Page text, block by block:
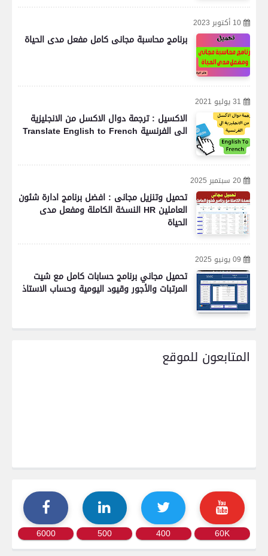
10 أكتوبر 2023
برنامج محاسبة مجانى كامل مفعل مدى الحياة
31 يوليو 2021
الاكسيل : ترجمة دوال الاكسل من الانجليزية
الى الفرنسية Translate English to French
20 سبتمبر 2025
تحميل وتنزيل مجانى : افضل برنامج ادارة شئون
العاملين HR النسخة الكاملة ومفعل مدى
الحياة
09 يونيو 2025
تحميل مجاني برنامج حسابات كامل مع شيت
المرتبات والأجور وقيود اليومية وحساب الاستاذ
المتابعون للموقع
60K
400
500
6000